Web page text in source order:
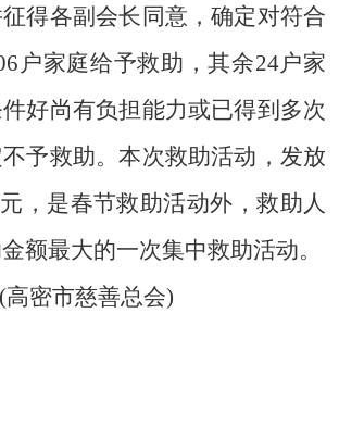
得各副会长同意，确定对符合
户家庭给予救助，其余24户家
好尚有负担能力或已得到多次
予救助。本次救助活动，发放
，是春节救助活动外，救助人
额最大的一次集中救助活动。
慈善总会)